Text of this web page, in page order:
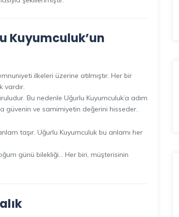
Kuyumculuk’un
ilkeleri üzerine atılmıştır. Her bir
vardır.
Bu nedenle Uğurlu Kuyumculuk’a adım
güvenin ve samimiyetin değerini hisseder.
taşır. Uğurlu Kuyumculuk bu anlamı her
günü bilekliği… Her biri, müşterisinin